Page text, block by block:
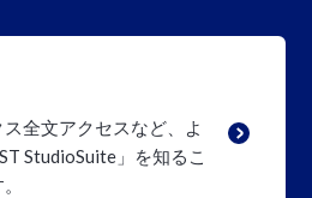
全文アクセスなど、よ
StudioSuite」を知るこ